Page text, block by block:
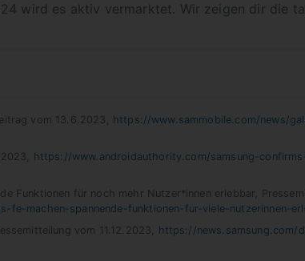
wird es aktiv vermarktet. Wir zeigen dir die
vom 13.6.2023, https://www.sammobile.com/news/
https://www.androidauthority.com/samsung-
Funktionen für noch mehr Nutzer*innen erlebbar,
machen-spannende-funktionen-fur-viele-nutzerinnen-
vom 11.12.2023, https://news.samsung.com/